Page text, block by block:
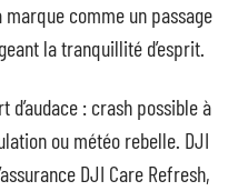
comme un passage
la tranquillité d’esprit.
: crash possible à
ou météo rebelle. DJI
DJI Care Refresh,